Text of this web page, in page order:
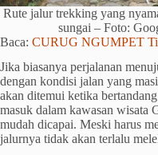
Rute jalur trekking yang
sungai – Foto:
Baca: CURUG NGUMPET
Jika biasanya perjalanan
dengan kondisi jalan yang
akan ditemui ketika
masuk dalam kawasan wisata
mudah dicapai. Meski harus
jalurnya tidak akan terlalu